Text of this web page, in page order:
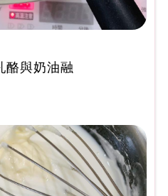
酪與奶油融